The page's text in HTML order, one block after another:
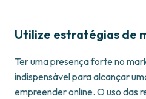
Utilize estratégias de
Ter uma presença forte no
indispensável para alcançar
empreender online. O uso das